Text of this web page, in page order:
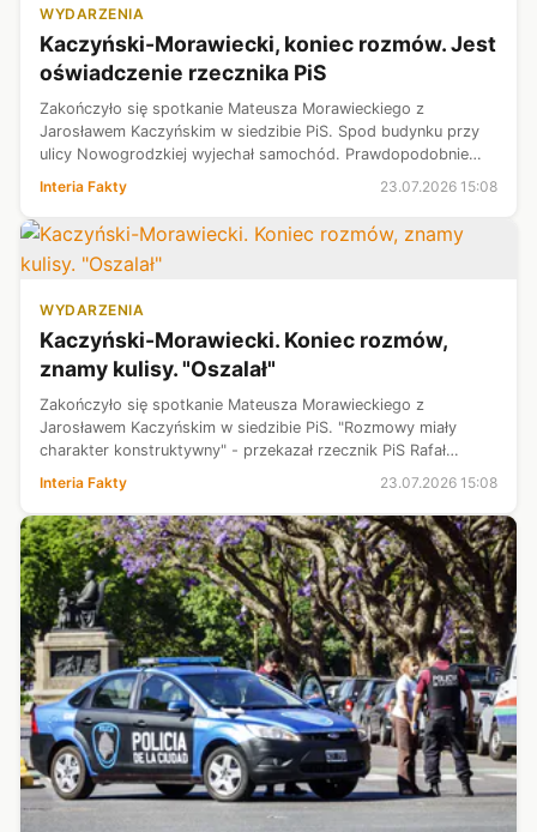
WYDARZENIA
Kaczyński-Morawiecki, koniec rozmów. Jest
oświadczenie rzecznika PiS
Zakończyło się spotkanie Mateusza Morawieckiego z
Jarosławem Kaczyńskim w siedzibie PiS. Spod budynku przy
ulicy Nowogrodzkiej wyjechał samochód. Prawdopodobnie
po spotkaniu, ale polityk nie...
Interia Fakty 23.07.2026 15:08
WYDARZENIA
Kaczyński-Morawiecki. Koniec rozmów,
znamy kulisy. "Oszalał"
Zakończyło się spotkanie Mateusza Morawieckiego z
Jarosławem Kaczyńskim w siedzibie PiS. "Rozmowy miały
charakter konstruktywny" - przekazał rzecznik PiS Rafał
Interii jeden z posłów, Kaczyńsk...
Interia Fakty 23.07.2026 15:08